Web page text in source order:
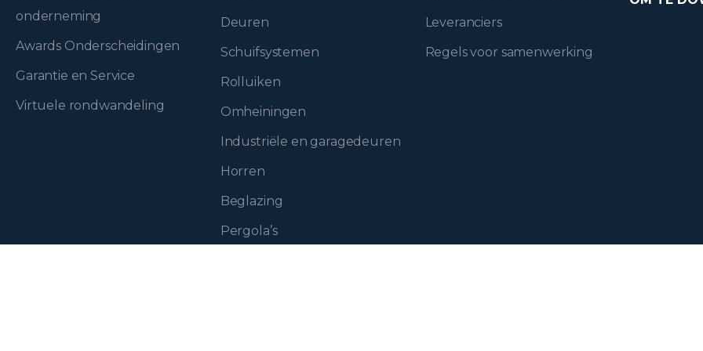
onderneming
Awards Onderscheidingen
Garantie en Service
Virtuele rondwandeling
Deuren
Schuifsystemen
Rolluiken
Omheiningen
Industriële en garagedeuren
Horren
Beglazing
Pergola’s
Leveranciers
Regels voor samenwerking